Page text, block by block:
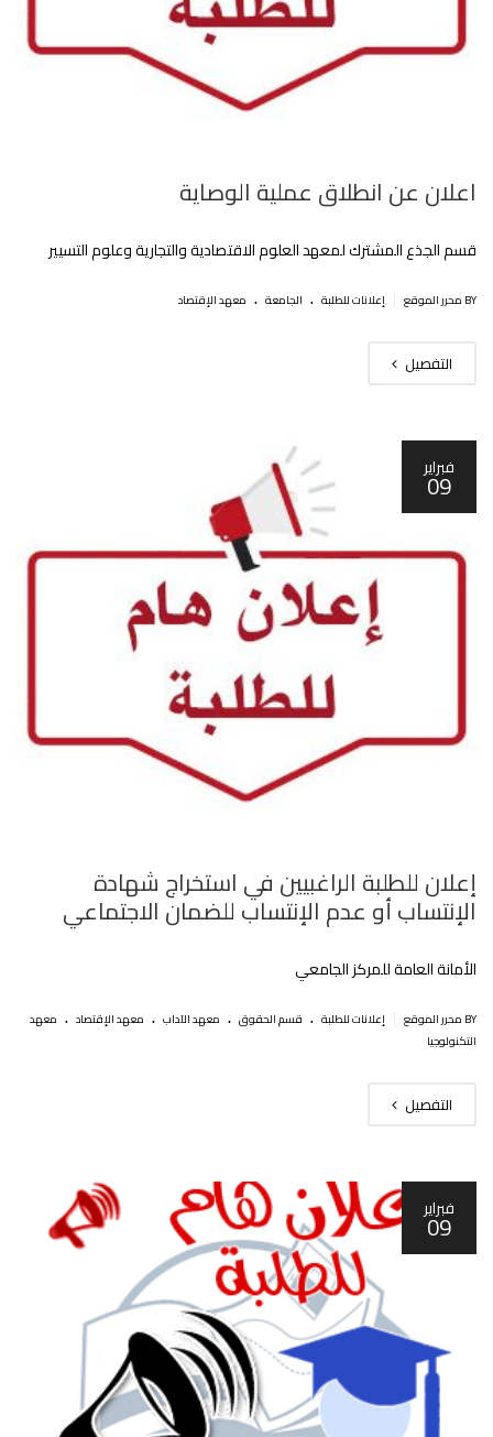
اعلان عن انطلاق عملية الوصاية
قسم الجذع المشترك لمعهد العلوم الاقتصادية والتجارية وعلوم التسيير
BY محرر الموقع إعلانات للطلبة . الجامعة . معهد الإقتصاد
التفصيل
فبراير
09
إعلان للطلبة الراغبيين في استخراج شهادة
الإنتساب أو عدم الإنتساب للضمان الاجتماعي
الأمانة العامة للمركز الجامعي
BY محرر الموقع إعلانات للطلبة . قسم الحقوق . معهد الآداب . معهد الإقتصاد . معهد
التكنولوجيا
التفصيل
فبراير
09